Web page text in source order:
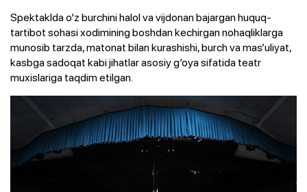
Spektaklda o‘z burchini halol va vijdonan bajargan huquq-
tartibot sohasi xodimining boshdan kechirgan nohaqliklarga
munosib tarzda, matonat bilan kurashishi, burch va mas’uliyat,
kasbga sadoqat kabi jihatlar asosiy g‘oya sifatida teatr
muxislariga taqdim etilgan.